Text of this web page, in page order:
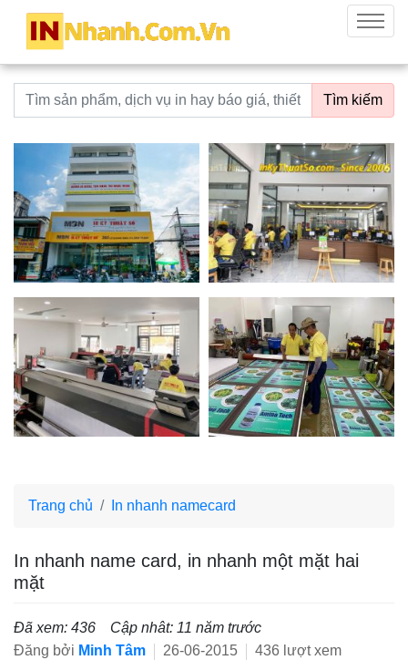
innhanh.com.vn
Menu
Từ khoá tìm kiếm Tìm kiếm
Trang chủ In nhanh namecard
In nhanh name card, in nhanh một mặt hai
mặt
Đã xem: 436
Cập nhât: 11 năm trước
Đăng bởi Minh Tâm 26-06-2015 436 lượt xem